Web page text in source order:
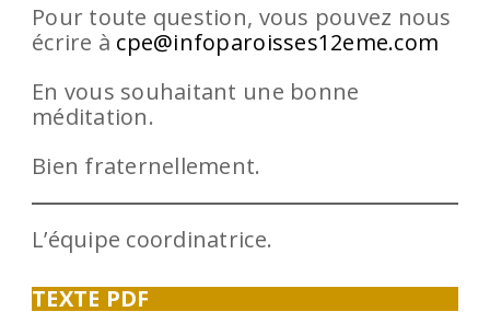
Pour toute question, vous pouvez nous
écrire à cpe@infoparoisses12eme.com
En vous souhaitant une bonne
méditation.
Bien fraternellement.
L’équipe coordinatrice.
TEXTE PDF